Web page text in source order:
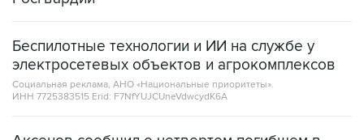
Беспилотные технологии и ИИ на службе у
Социальная реклама, АНО «Национальные приоритеты».
ИНН 7725383515 Erid: F7NfYUJCUneVdwcydK6A
Аксенов сообщил о четвертом погибшем в